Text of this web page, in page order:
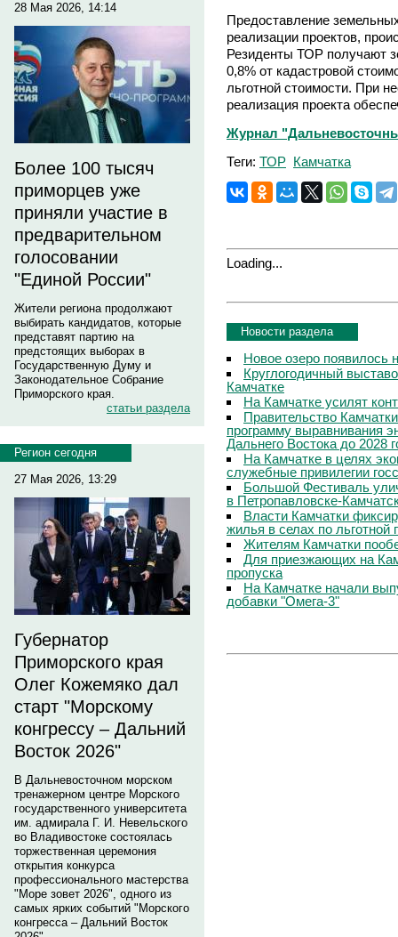
28 Мая 2026, 14:14
Более 100 тысяч
приморцев уже
приняли участие в
предварительном
голосовании
"Единой России"
Жители региона продолжают
выбирать кандидатов, которые
представят партию на
предстоящих выборах в
Государственную Думу и
Законодательное Собрание
Приморского края.
статьи раздела
Регион сегодня
27 Мая 2026, 13:29
Губернатор
Приморского края
Олег Кожемяко дал
старт "Морскому
конгрессу – Дальний
Восток 2026"
В Дальневосточном морском
тренажерном центре Морского
государственного университета
им. адмирала Г. И. Невельского
во Владивостоке состоялась
торжественная церемония
открытия конкурса
профессионального мастерства
"Море зовет 2026", одного из
самых ярких событий "Морского
конгресса – Дальний Восток
Предоставление
реализации проектов,
Резиденты ТОР получают
0,8% от кадастровой
льготной стоимости. При
реализация проекта
Журнал
Теги: ТОР Камчатка
Loading...
Новости раздела
Новое озеро появилось
Круглогодичный
Камчатке
На Камчатке усилят
Правительство
программу выравнивания
Дальнего Востока до 2028
На Камчатке в целях
служебные привилегии
Большой Фестиваль
в Петропавловске-
Власти Камчатки
жилья в селах по льготной
Жителям Камчатки
Для приезжающих на
пропуска
На Камчатке начали
добавки "Омега-3"